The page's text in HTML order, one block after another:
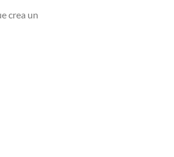
crea un